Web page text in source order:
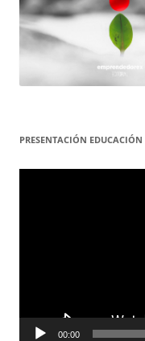
PRESENTACIÓN EDUCACIÓN
Reproductor
00:00